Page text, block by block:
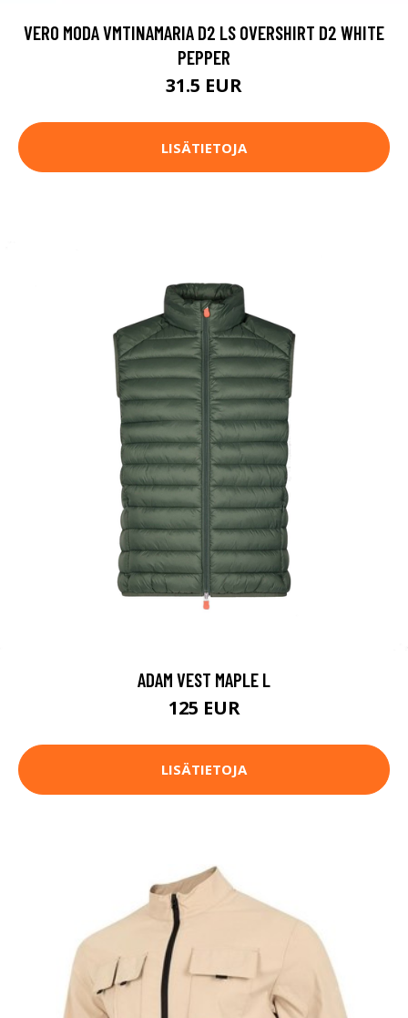
VERO MODA VMTINAMARIA D2 LS OVERSHIRT D2 WHITE
PEPPER
31.5 EUR
LISÄTIETOJA
ADAM VEST MAPLE L
125 EUR
LISÄTIETOJA